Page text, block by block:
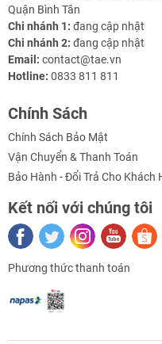
Thông số kỹ thuật
Ngoài 40MM ( nhiều
- Chất liệu: Nhôm đặc
- Khớp nối đồng trục
- Đường kính ngoài: 40mm
Quận Bình Tân
Chi nhánh 1: đang cập nhật
Chi nhánh 2: đang cập nhật
Email: contact@tae.vn
Hotline: 0833 811 811
Chính Sách
Chính Sách Bảo Mật
Vận Chuyển & Thanh Toán
Bảo Hành - Đổi Trả Cho Khách
Kết nối với chúng tôi
Phương thức thanh toán